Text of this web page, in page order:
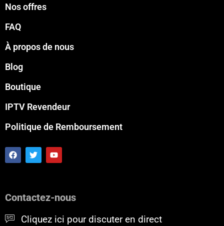
Nos offres
FAQ
À propos de nous
Blog
Boutique
IPTV Revendeur
Politique de Remboursement
F
a
o
T
w
r
Y
o
e
Contactez-nous
Cliquez ici pour discuter en direct